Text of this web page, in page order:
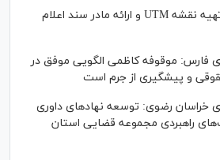
جزئیات ثبت ادعا، تهیه نقشه UTM و ارائه مادر سند اعلام
فارس: موقوفه کاظمی الگویی موفق در
و پیشگیری از جرم است
خراسان رضوی: توسعه نهاد‌های داوری
راهبردی مجموعه قضایی استان